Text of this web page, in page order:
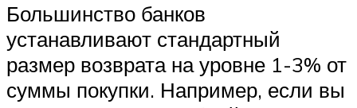
Большинство банков
устанавливают стандартный
размер возврата на уровне 1-3% от
суммы покупки. Например, если вы